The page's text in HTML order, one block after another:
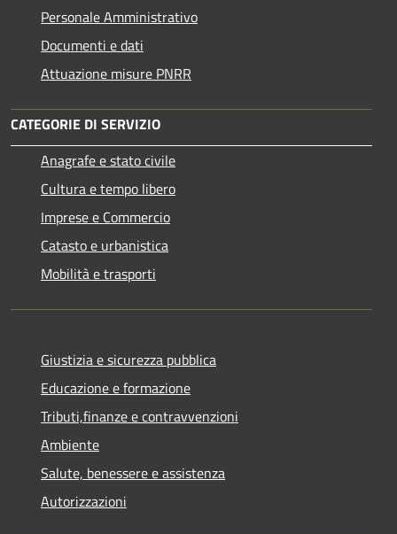
Personale Amministrativo
Documenti e dati
Attuazione misure PNRR
CATEGORIE DI SERVIZIO
Anagrafe e stato civile
Cultura e tempo libero
Imprese e Commercio
Catasto e urbanistica
Mobilità e trasporti
Giustizia e sicurezza pubblica
Educazione e formazione
Tributi,finanze e contravvenzioni
Ambiente
Salute, benessere e assistenza
Autorizzazioni